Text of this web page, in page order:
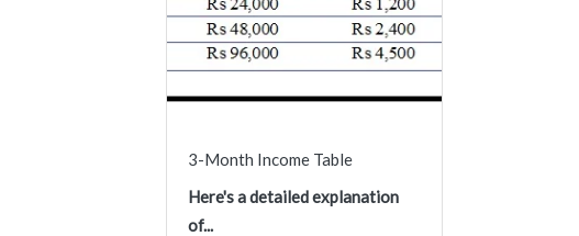
3-Month Income Table
Here's a detailed explanation
of...